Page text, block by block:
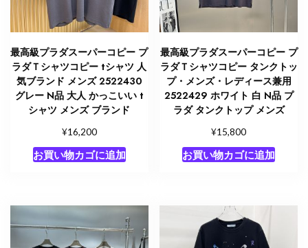
最高級プラダスーパーコピー プ
ラダＴシャツコピー tシャツ 人
気ブランド メンズ 2522430
グレー N品 大人 かっこいい t
シャツ メンズ ブランド
¥16,200
お買い物カゴに追加
最高級プラダスーパーコピー プ
ラダＴシャツコピー タンクトッ
プ・メンズ・レディース兼用
2522429 ホワイト 白 N品 プ
ラダ タンクトップ メンズ
¥15,800
お買い物カゴに追加